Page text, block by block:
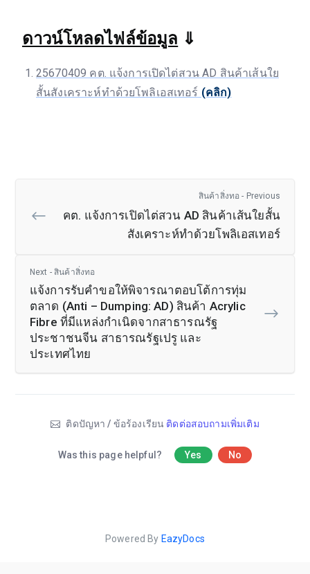
ดาวน์โหลดไฟล์ข้อมูล ⇓
25670409 คต. แจ้งการเปิดไต่สวน AD สินค้าเส้นใย
สั้นสังเคราะห์ทำด้วยโพลิเอสเทอร์ (คลิก)
สินค้าสิ่งทอ - Previous
คต. แจ้งการเปิดไต่สวน AD สินค้าเส้นใยสั้น
สังเคราะห์ทำด้วยโพลิเอสเทอร์
Next - สินค้าสิ่งทอ
แจ้งการรับคำขอให้พิจารณาตอบโต้การทุ่ม
ตลาด (Anti – Dumping: AD) สินค้า Acrylic
Fibre ที่มีแหล่งกำเนิดจากสาธารณรัฐ
ประชาชนจีน สาธารณรัฐเปรู และ
ประเทศไทย
ติดปัญหา / ข้อร้องเรียน ติดต่อสอบถามเพิ่มเติม
Was this page helpful? Yes No
Powered By EazyDocs